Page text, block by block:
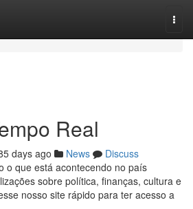
Real
days ago News
Discuss
o que está acontecendo no país
sobre política, finanças, cultura e
nosso site rápido para ter acesso a